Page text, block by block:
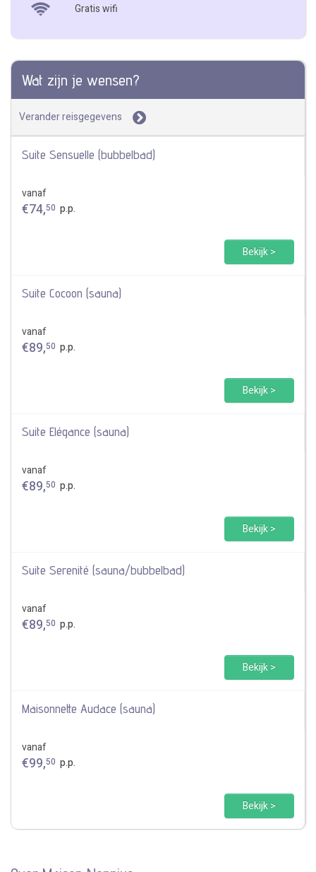
Gratis wifi
Wat zijn je wensen?
Verander reisgegevens
Suite Sensuelle (bubbelbad)
vanaf
€74,50 p.p.
Bekijk >
Suite Cocoon (sauna)
vanaf
€89,50 p.p.
Bekijk >
Suite Elégance (sauna)
vanaf
€89,50 p.p.
Bekijk >
Suite Serenité (sauna/bubbelbad)
vanaf
€89,50 p.p.
Bekijk >
Maisonnette Audace (sauna)
vanaf
€99,50 p.p.
Bekijk >